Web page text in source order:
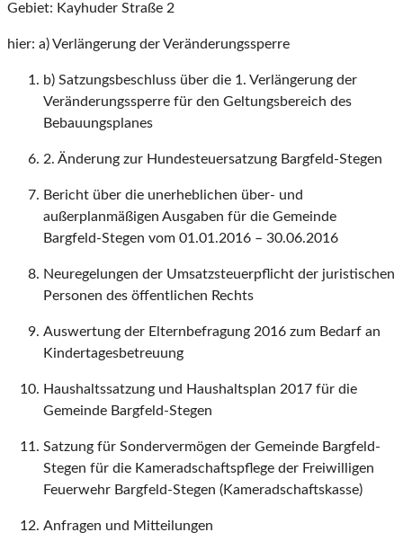
Gebiet: Kayhuder Straße 2
hier: a) Verlängerung der Veränderungssperre
b) Satzungsbeschluss über die 1. Verlängerung der
Veränderungssperre für den Geltungsbereich des
Bebauungsplanes
2. Änderung zur Hundesteuersatzung Bargfeld-Stegen
Bericht über die unerheblichen über- und
außerplanmäßigen Ausgaben für die Gemeinde
Bargfeld-Stegen vom 01.01.2016 – 30.06.2016
Neuregelungen der Umsatzsteuerpflicht der juristischen
Personen des öffentlichen Rechts
Auswertung der Elternbefragung 2016 zum Bedarf an
Kindertagesbetreuung
Haushaltssatzung und Haushaltsplan 2017 für die
Gemeinde Bargfeld-Stegen
Satzung für Sondervermögen der Gemeinde Bargfeld-
Stegen für die Kameradschaftspflege der Freiwilligen
Feuerwehr Bargfeld-Stegen (Kameradschaftskasse)
Anfragen und Mitteilungen